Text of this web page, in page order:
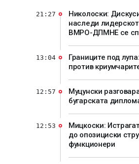
Николоски:
наследи
ВМРО-ДПМНЕ се
21:27
Границите под
против
13:04
Муцунски
бугарската
12:57
Мицкоски:
до опозициски
функционери
12:53